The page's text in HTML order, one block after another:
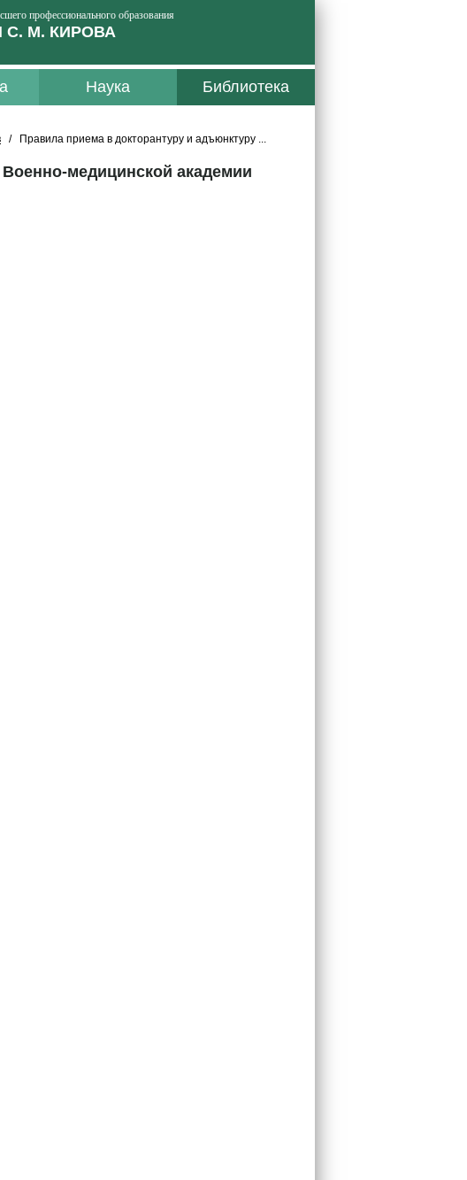
профессионального образования
М. КИРОВА
Наука Библиотека
/ Правила приема в докторантуру и адъюнктуру ...
медицинской академии